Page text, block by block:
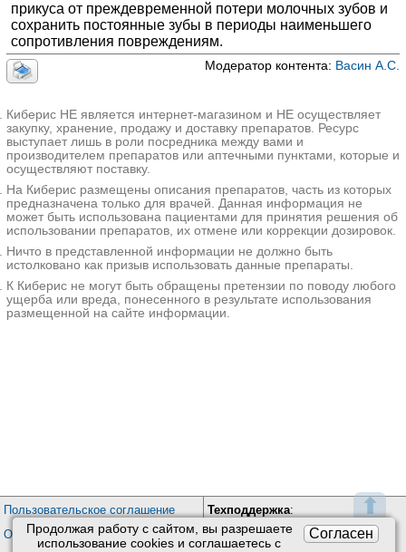
⬆
Согласен
Продолжая работу с сайтом, вы разрешаете
использование сookies и соглашаетесь с
Железнодорожная поликлиника №2 на Правды
Уфа; ул. Правды, д. 19;
+7(347
Запись
Стоматология Этика на Большой Якиманке
Москва; ул. Большая Якиманка, д. 32; м. Полянка
+7(966..показать
2500-9000₽ Запись
МедСемьяДен на Брусилова
Москва; ул. Брусилова, д. 21; м. Бунинская аллея
+7(499..показать
2500₽
Стоматология Пикассо на Кубанской набережной
Краснодар; Кубанская наб., д. 37/10
+7(918..показать
3000₽ Запись
5000-11000₽ Запись
Клиника Семейной Стоматологии на Профсоюзной
113
прикуса от преждевременной потери молочных зубов и
сохранить постоянные зубы в периоды наименьшего
сопротивления повреждениям.
Модератор контента: Васин А.С.
Киберис НЕ является интернет-магазином и НЕ осуществляет
закупку, хранение, продажу и доставку препаратов. Ресурс
выступает лишь в роли посредника между вами и
производителем препаратов или аптечными пунктами, которые и
осуществляют поставку.
На Киберис размещены описания препаратов, часть из которых
предназначена только для врачей. Данная информация не
может быть использована пациентами для принятия решения об
использовании препаратов, их отмене или коррекции дозировок.
Ничто в представленной информации не должно быть
истолковано как призыв использовать данные препараты.
К Киберис не могут быть обращены претензии по поводу любого
ущерба или вреда, понесенного в результате использования
размещенной на сайте информации.
Пользовательское соглашение
Обработка персональных данных
Техподдержка:
Обратная связь